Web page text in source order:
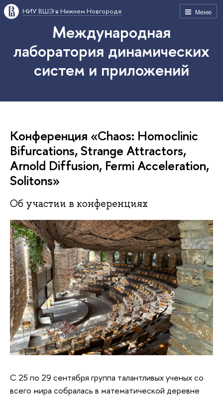
Меню
НИУ ВШЭ в Нижнем Новгороде
Международная
лаборатория динамических
систем и приложений
Конференция «Chaos: Homoclinic
Bifurcations, Strange Attractors,
Arnold Diffusion, Fermi Acceleration,
Solitons»
Об участии в конференциях
С 25 по 29 сентября группа талантливых ученых со
всего мира собралась в математической деревне